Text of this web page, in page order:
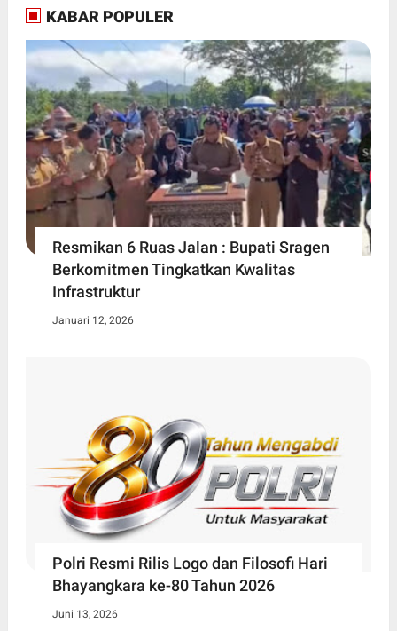
KABAR POPULER
Resmikan 6 Ruas Jalan : Bupati Sragen
Berkomitmen Tingkatkan Kwalitas
Infrastruktur
Januari 12, 2026
Polri Resmi Rilis Logo dan Filosofi Hari
Bhayangkara ke-80 Tahun 2026
Juni 13, 2026